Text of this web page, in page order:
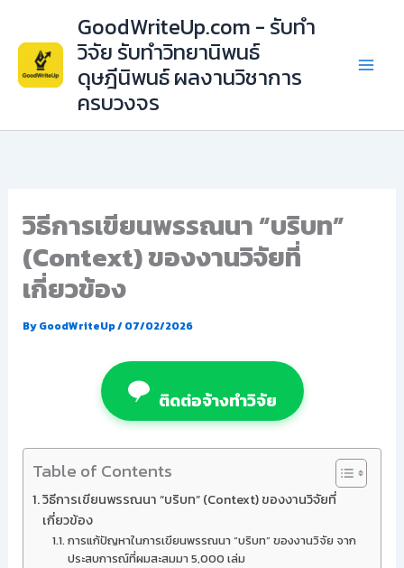
content
GoodWriteUp.com - รับทำ
วิจัย รับทำวิทยานิพนธ์
ดุษฎีนิพนธ์ ผลงานวิชาการ
ครบวงจร
วิธีการเขียนพรรณนา “บริบท”
(Context) ของงานวิจัยที่
เกี่ยวข้อง
ByGoodWriteUp/07/02/2026
ติดต่อจ้างทำวิจัย
Table of Contents
วิธีการเขียนพรรณนา “บริบท” (Context) ของงานวิจัยที่
เกี่ยวข้อง
การแก้ปัญหาในการเขียนพรรณนา “บริบท” ของงานวิจัย จาก
ประสบการณ์ที่ผมสะสมมา 5,000 เล่ม